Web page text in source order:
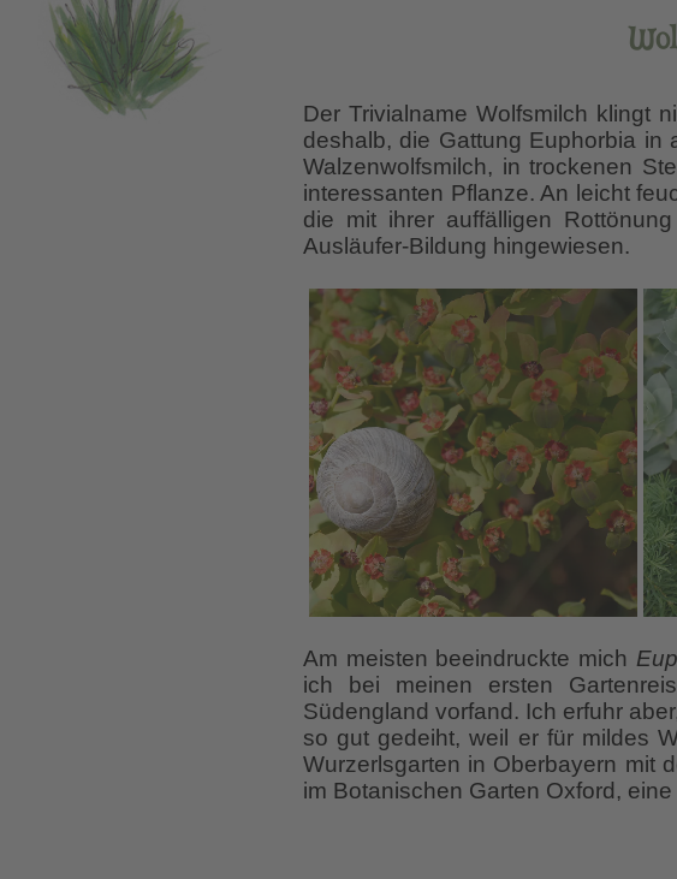
Der Trivialname Wolfsmilch klingt
deshalb, die Gattung Euphorbia
Walzenwolfsmilch, in trockenen
interessanten Pflanze. An leicht
die mit ihrer auffälligen
Ausläufer-Bildung hingewiesen.
Am meisten beeindruckte mich
ich bei meinen ersten
Südengland vorfand. Ich erfuhr
so gut gedeiht, weil er für mildes
Wurzerlsgarten in Oberbayern mit
im Botanischen Garten Oxford,